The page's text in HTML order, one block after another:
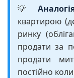
💡
квартирою
ринку
продати за
продати
постійно